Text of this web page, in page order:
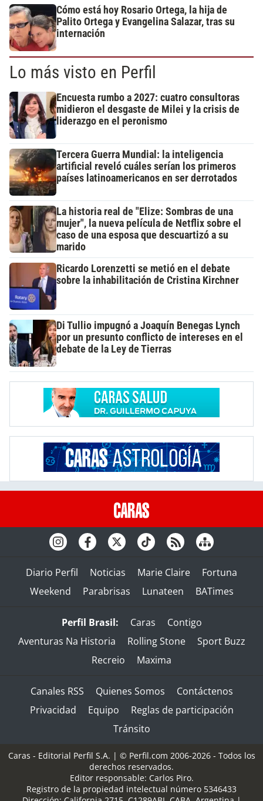
Cómo está hoy Rosario Ortega, la hija de
Palito Ortega y Evangelina Salazar, tras su
internación
Lo más visto en Perfil
Encuesta rumbo a 2027: cuatro consultoras
midieron el desgaste de Milei y la crisis de
liderazgo en el peronismo
Tercera Guerra Mundial: la inteligencia
artificial reveló cuáles serían los primeros
países latinoamericanos en ser derrotados
La historia real de "Elize: Sombras de una
mujer", la nueva película de Netflix sobre el
caso de una esposa que descuartizó a su
marido
Ricardo Lorenzetti se metió en el debate
sobre la inhabilitación de Cristina Kirchner
Di Tullio impugnó a Joaquín Benegas Lynch
por un presunto conflicto de intereses en el
debate de la Ley de Tierras
Diario Perfil Noticias Marie Claire
Fortuna
Weekend
Parabrisas Lunateen BATimes
Perfil Brasil: Caras
Contigo
Aventuras Na Historia
Rolling Stone
Sport Buzz
Recreio
Maxima
Canales RSS Quienes Somos
Contáctenos
Privacidad
Equipo
Reglas de participación
Tránsito
Caras - Editorial Perfil S.A. | © Perfil.com 2006-2026 - Todos los
derechos reservados.
Editor responsable: Carlos Piro.
Registro de la propiedad intelectual número 5346433